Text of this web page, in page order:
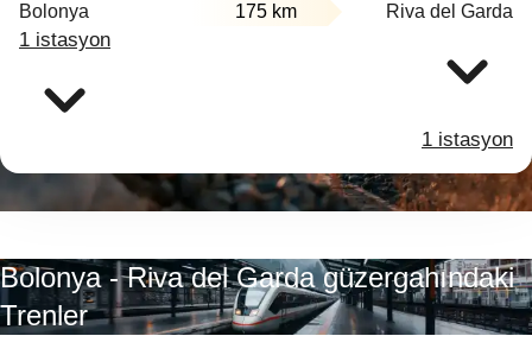
Bolonya 175 km Riva del Garda
1 istasyon
1 istasyon
Bolonya - Riva del Garda güzergahındaki
Trenler